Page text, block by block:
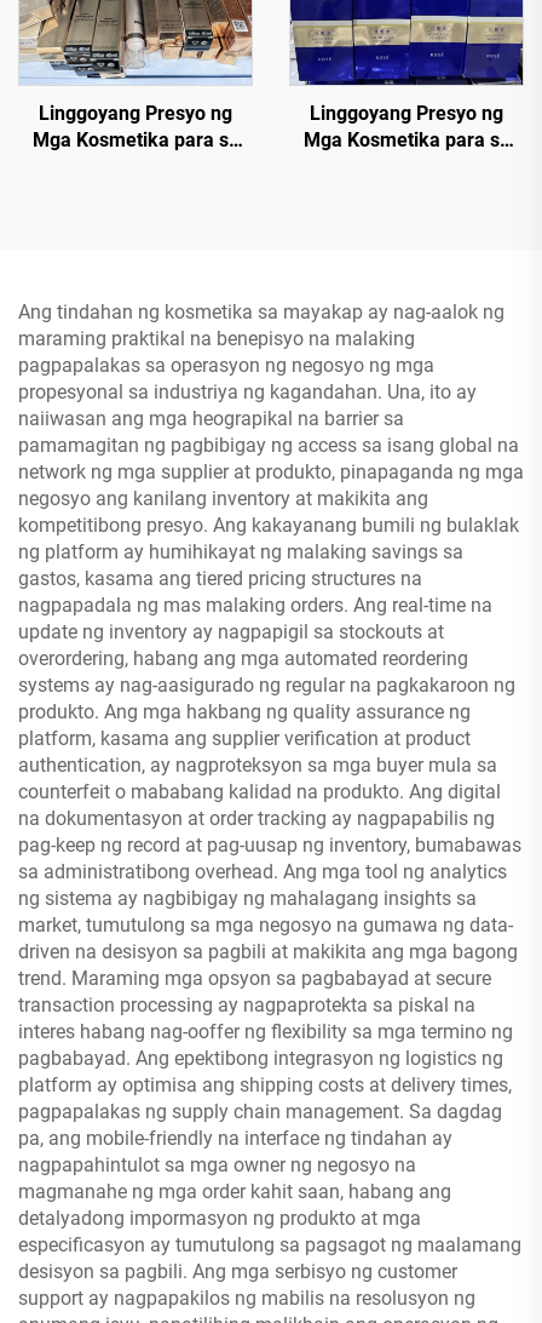
Linggoyang Presyo ng
Mga Kosmetika para sa
Linggoyang Presyo ng
Mga Kosmetika para sa
papainit sa negosyong
pang-kagandahan mo
Ang tindahan ng kosmetika sa mayakap ay nag-aalok ng
maraming praktikal na benepisyo na malaking
pagpapalakas sa operasyon ng negosyo ng mga
propesyonal sa industriya ng kagandahan. Una, ito ay
naiiwasan ang mga heograpikal na barrier sa
pamamagitan ng pagbibigay ng access sa isang global na
network ng mga supplier at produkto, pinapaganda ng mga
negosyo ang kanilang inventory at makikita ang
kompetitibong presyo. Ang kakayanang bumili ng bulaklak
ng platform ay humihikayat ng malaking savings sa
gastos, kasama ang tiered pricing structures na
nagpapadala ng mas malaking orders. Ang real-time na
update ng inventory ay nagpapigil sa stockouts at
overordering, habang ang mga automated reordering
systems ay nag-aasigurado ng regular na pagkakaroon ng
produkto. Ang mga hakbang ng quality assurance ng
platform, kasama ang supplier verification at product
authentication, ay nagproteksyon sa mga buyer mula sa
counterfeit o mababang kalidad na produkto. Ang digital
na dokumentasyon at order tracking ay nagpapabilis ng
pag-keep ng record at pag-uusap ng inventory, bumabawas
sa administratibong overhead. Ang mga tool ng analytics
ng sistema ay nagbibigay ng mahalagang insights sa
market, tumutulong sa mga negosyo na gumawa ng data-
driven na desisyon sa pagbili at makikita ang mga bagong
trend. Maraming mga opsyon sa pagbabayad at secure
transaction processing ay nagpaprotekta sa piskal na
interes habang nag-ooffer ng flexibility sa mga termino ng
pagbabayad. Ang epektibong integrasyon ng logistics ng
platform ay optimisa ang shipping costs at delivery times,
pagpapalakas ng supply chain management. Sa dagdag
pa, ang mobile-friendly na interface ng tindahan ay
nagpapahintulot sa mga owner ng negosyo na
magmanahe ng mga order kahit saan, habang ang
detalyadong impormasyon ng produkto at mga
especificasyon ay tumutulong sa pagsagot ng maalamang
desisyon sa pagbili. Ang mga serbisyo ng customer
support ay nagpapakilos ng mabilis na resolusyon ng